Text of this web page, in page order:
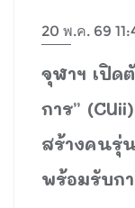
20 พ.ค. 69
จุฬาฯ เปิด
การ”
สร้างคนรุ่
พร้อมรับก